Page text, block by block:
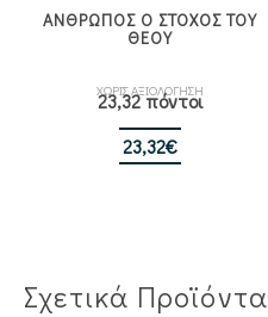
ΑΝΘΡΩΠΟΣ Ο ΣΤΟΧΟΣ ΤΟΥ
ΘΕΟΥ
ΧΩΡΙΣ ΑΞΙΟΛΟΓΗΣΗ
23,32 πόντοι
23,32€
Σχετικά Προϊόντα